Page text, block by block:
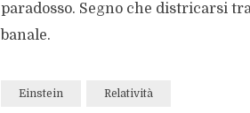
paradosso. Segno che districarsi
banale.
Einstein Relatività